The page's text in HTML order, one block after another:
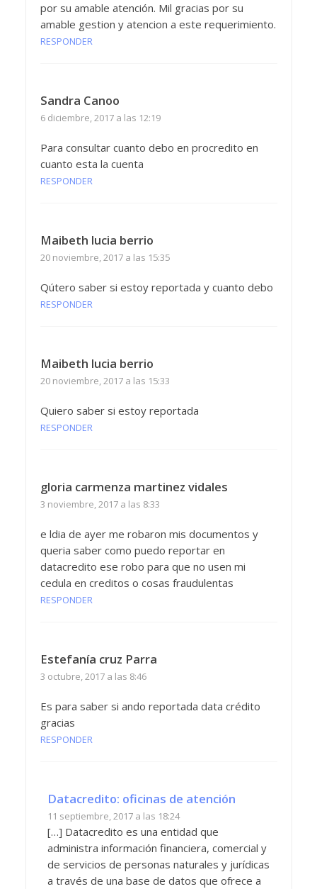
por su amable atención. Mil gracias por su
amable gestion y atencion a este requerimiento.
RESPONDER
Sandra Canoo
6 diciembre, 2017 a las 12:19
Para consultar cuanto debo en procredito en
cuanto esta la cuenta
RESPONDER
Maibeth lucia berrio
20 noviembre, 2017 a las 15:35
Qútero saber si estoy reportada y cuanto debo
RESPONDER
Maibeth lucia berrio
20 noviembre, 2017 a las 15:33
Quiero saber si estoy reportada
RESPONDER
gloria carmenza martinez vidales
3 noviembre, 2017 a las 8:33
e ldia de ayer me robaron mis documentos y
queria saber como puedo reportar en
datacredito ese robo para que no usen mi
cedula en creditos o cosas fraudulentas
RESPONDER
Estefanía cruz Parra
3 octubre, 2017 a las 8:46
Es para saber si ando reportada data crédito
gracias
RESPONDER
Datacredito: oficinas de atención
11 septiembre, 2017 a las 18:24
[…] Datacredito es una entidad que
administra información financiera, comercial y
de servicios de personas naturales y jurídicas
a través de una base de datos que ofrece a